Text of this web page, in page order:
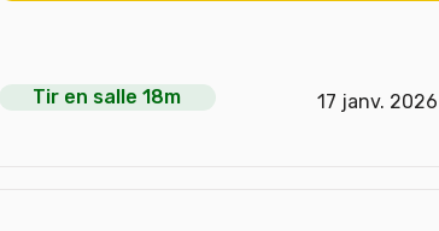
Tir en salle 18m 17 janv. 2026